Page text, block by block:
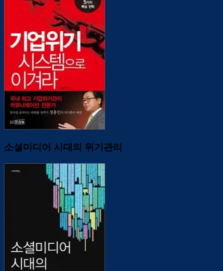
소셜미디어 시대의 위기관리